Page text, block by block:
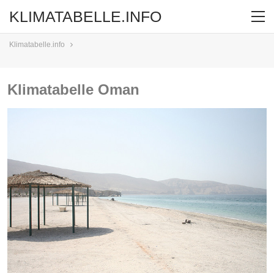
KLIMATABELLE.INFO
Klimatabelle.info
Klimatabelle Oman